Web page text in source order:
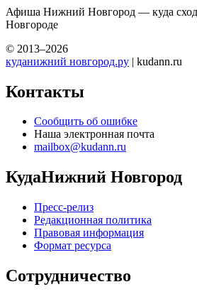
Афиша Нижний Новгород — куда
Новгороде
© 2013–2026
куданижний новгород.ру | kudann.ru
Контакты
Сообщить об ошибке
Наша электронная почта
mailbox@kudann.ru
КудаНижний Новгород
Пресс-релиз
Редакционная политика
Правовая информация
Формат ресурса
Сотрудничество